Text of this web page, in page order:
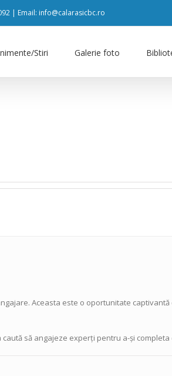
| Email: info@calarasicbc.ro
Stiri Galerie foto
Aceasta este o oportunitate
să angajeze experți pentru a-și